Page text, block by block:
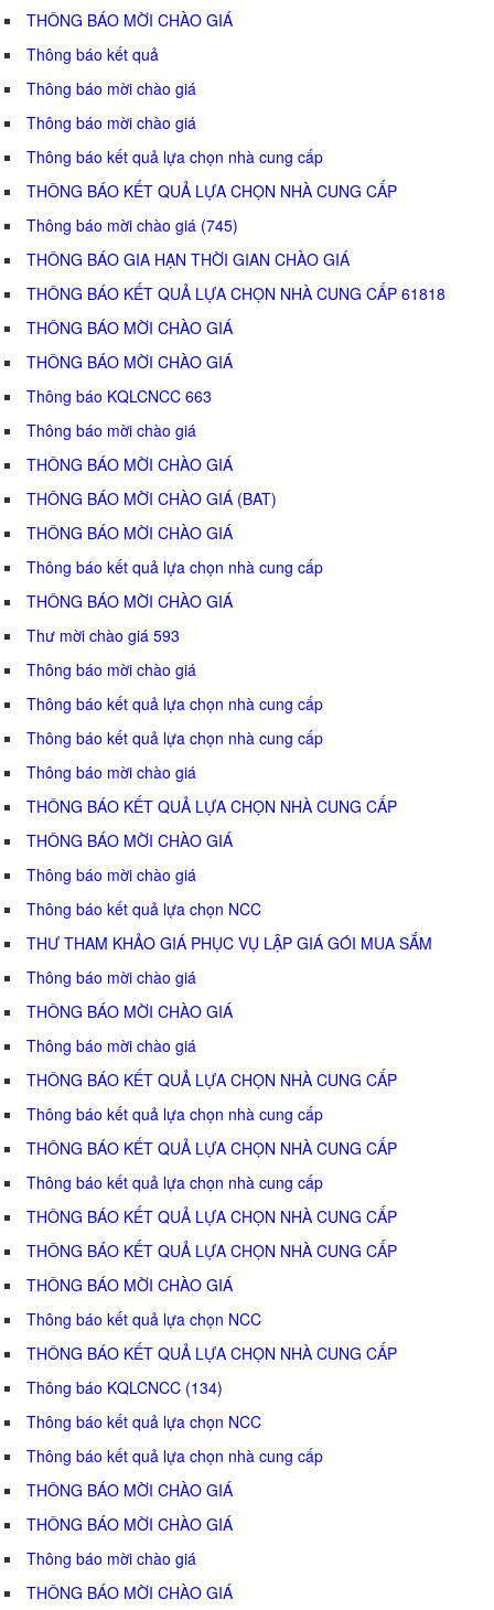
THÔNG BÁO MỜI CHÀO GIÁ
Thông báo kết quả
Thông báo mời chào giá
Thông báo mời chào giá
Thông báo kết quả lựa chọn nhà cung cấp
THÔNG BÁO KẾT QUẢ LỰA CHỌN NHÀ CUNG CẤP
Thông báo mời chào giá (745)
THÔNG BÁO GIA HẠN THỜI GIAN CHÀO GIÁ
THÔNG BÁO KẾT QUẢ LỰA CHỌN NHÀ CUNG CẤP 61818
THÔNG BÁO MỜI CHÀO GIÁ
THÔNG BÁO MỜI CHÀO GIÁ
Thông báo KQLCNCC 663
Thông báo mời chào giá
THÔNG BÁO MỜI CHÀO GIÁ
THÔNG BÁO MỜI CHÀO GIÁ (BAT)
THÔNG BÁO MỜI CHÀO GIÁ
Thông báo kết quả lựa chọn nhà cung cấp
THÔNG BÁO MỜI CHÀO GIÁ
Thư mời chào giá 593
Thông báo mời chào giá
Thông báo kết quả lựa chọn nhà cung cấp
Thông báo kết quả lựa chọn nhà cung cấp
Thông báo mời chào giá
THÔNG BÁO KẾT QUẢ LỰA CHỌN NHÀ CUNG CẤP
THÔNG BÁO MỜI CHÀO GIÁ
Thông báo mời chào giá
Thông báo kết quả lựa chọn NCC
THƯ THAM KHẢO GIÁ PHỤC VỤ LẬP GIÁ GÓI MUA SẮM
Thông báo mời chào giá
THÔNG BÁO MỜI CHÀO GIÁ
Thông báo mời chào giá
THÔNG BÁO KẾT QUẢ LỰA CHỌN NHÀ CUNG CẤP
Thông báo kết quả lựa chọn nhà cung cấp
THÔNG BÁO KẾT QUẢ LỰA CHỌN NHÀ CUNG CẤP
Thông báo kết quả lựa chọn nhà cung cấp
THÔNG BÁO KẾT QUẢ LỰA CHỌN NHÀ CUNG CẤP
THÔNG BÁO KẾT QUẢ LỰA CHỌN NHÀ CUNG CẤP
THÔNG BÁO MỜI CHÀO GIÁ
Thông báo kết quả lựa chọn NCC
THÔNG BÁO KẾT QUẢ LỰA CHỌN NHÀ CUNG CẤP
Thông báo KQLCNCC (134)
Thông báo kết quả lựa chọn NCC
Thông báo kết quả lựa chọn nhà cung cấp
THÔNG BÁO MỜI CHÀO GIÁ
THÔNG BÁO MỜI CHÀO GIÁ
Thông báo mời chào giá
THÔNG BÁO MỜI CHÀO GIÁ